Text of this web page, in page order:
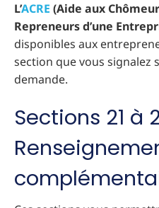
L’ACRE (Aide aux
Repreneurs d’une
disponibles aux
section que vous signalez
demande.
Sections 21 à